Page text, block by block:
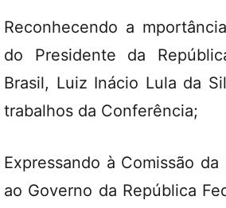
Reconhecendo a
do Presidente da
Brasil, Luiz Inácio Lula da
trabalhos da Conferência;
Expressando à Comissão
ao Governo da República